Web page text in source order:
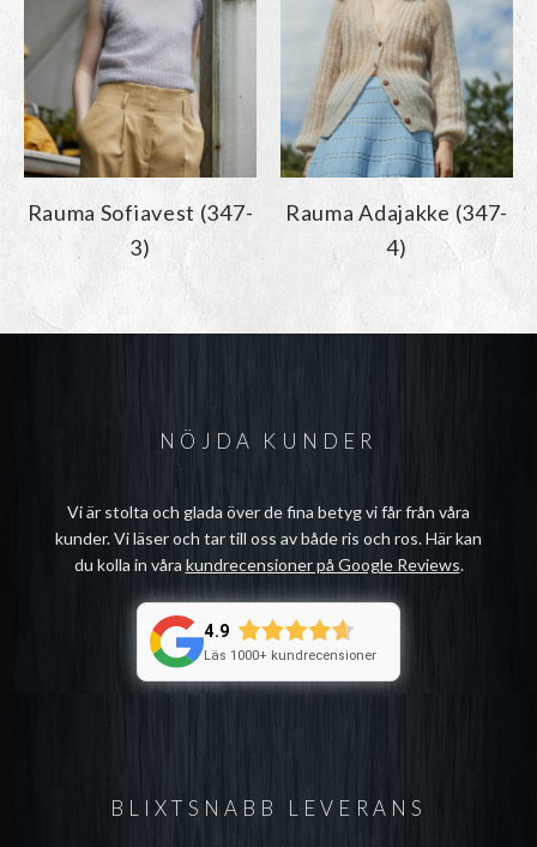
Rauma Sofiavest (347-
3)
Rauma Adajakke (347-
4)
BLIXTSNABB LEVERANS
NÖJDA KUNDER
Vi är stolta och glada över de fina betyg vi får från våra
kunder. Vi läser och tar till oss av både ris och ros. Här kan
du kolla in våra kundrecensioner på Google Reviews.
4.9
Läs 1000+ kundrecensioner